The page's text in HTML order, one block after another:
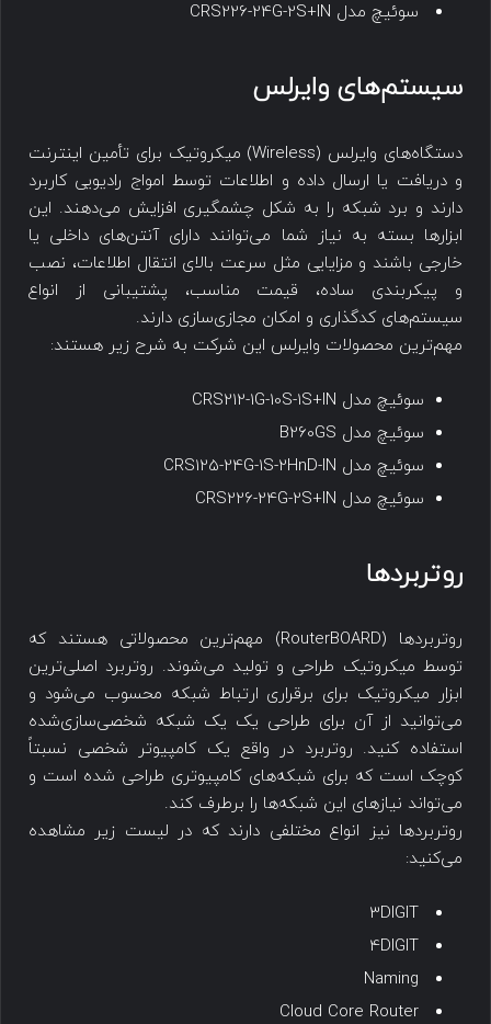
سوئیچ مدل CRS226-24G-2S+IN
سیستم‌های وایرلس
دستگاه‌های وایرلس (Wireless) میکروتیک برای تأمین اینترنت
و دریافت یا ارسال داده و اطلاعات توسط امواج رادیویی کاربرد
دارند و برد شبکه را به شکل چشمگیری افزایش می‌دهند. این
ابزارها بسته به نیاز شما می‌توانند دارای آنتن‌های داخلی یا
خارجی باشند و مزایایی مثل سرعت بالای انتقال اطلاعات، نصب
و پیکربندی ساده، قیمت مناسب، پشتیبانی از انواع
سیستم‌های کدگذاری و امکان مجازی‌سازی دارند.
مهم‌ترین محصولات وایرلس این شرکت به شرح زیر هستند:
سوئیچ مدل CRS212-1G-10S-1S+IN
سوئیچ مدل B260GS
سوئیچ مدل CRS125-24G-1S-2HnD-IN
سوئیچ مدل CRS226-24G-2S+IN
روتربردها
روتربردها (RouterBOARD) مهم‌ترین محصولاتی هستند که
توسط میکروتیک طراحی و تولید می‌شوند. روتربرد اصلی‌ترین
ابزار میکروتیک برای برقراری ارتباط شبکه محسوب می‌شود و
می‌توانید از آن برای طراحی یک یک شبکه شخصی‌سازی‌شده
استفاده کنید. روتربرد در واقع یک کامپیوتر شخصی نسبتاً
کوچک است که برای شبکه‌های کامپیوتری طراحی شده‌ است و
می‌تواند نیازهای این شبکه‌ها را برطرف کند.
روتربردها نیز انواع مختلفی دارند که در لیست زیر مشاهده
می‌کنید: